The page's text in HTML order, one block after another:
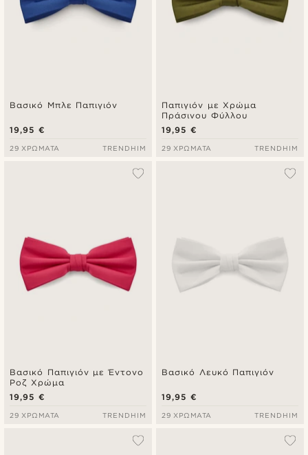
Βασικό Μπλε Παπιγιόν
19,95 €
29 ΧΡΏΜΑΤΑ TRENDHIM
Παπιγιόν με Χρώμα
Πράσινου Φύλλου
19,95 €
29 ΧΡΏΜΑΤΑ TRENDHIM
Βασικό Παπιγιόν με Έντονο
Ροζ Χρώμα
19,95 €
29 ΧΡΏΜΑΤΑ TRENDHIM
Βασικό Λευκό Παπιγιόν
19,95 €
29 ΧΡΏΜΑΤΑ TRENDHIM